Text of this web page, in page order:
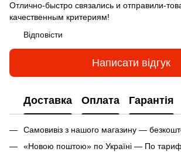
Отлично-быстро связались и отправили-
качественным критериям!
Відповісти
Написати відгук
Доставка Оплата Гарантія
Самовивіз з нашого магазину —
«Новою поштою» по Україні — По